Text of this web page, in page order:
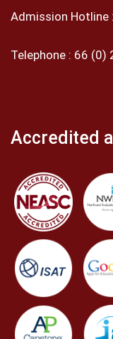
Admission Hotline :
Telephone : 66 (0)
Accredited